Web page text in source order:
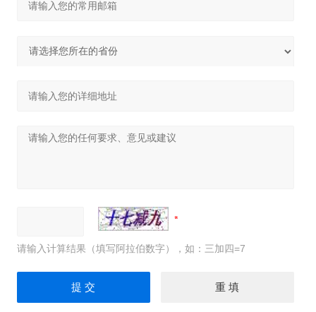
请输入计算结果（填写阿拉伯数字），如：三加四=7